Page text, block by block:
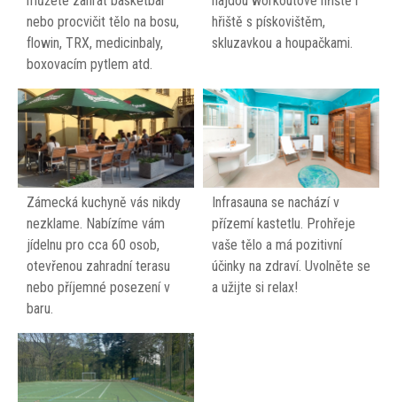
nebo procvičit tělo na bosu,
flowin, TRX, medicinbaly,
boxovacím pytlem atd.
hřiště s pískovištěm,
skluzavkou a houpačkami.
Zámecká kuchyně vás nikdy
nezklame. Nabízíme vám
jídelnu pro cca 60 osob,
otevřenou zahradní terasu
nebo příjemné posezení v
baru.
Infrasauna se nachází v
přízemí kastetlu. Prohřeje
vaše tělo a má pozitivní
účinky na zdraví. Uvolněte se
a užijte si relax!